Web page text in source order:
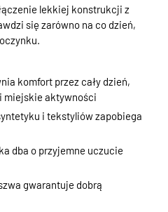
lekkiej konstrukcji z
się zarówno na co dzień,
komfort przez cały dzień,
miejskie aktywności
i tekstyliów zapobiega
dba o przyjemne uczucie
gwarantuje dobrą